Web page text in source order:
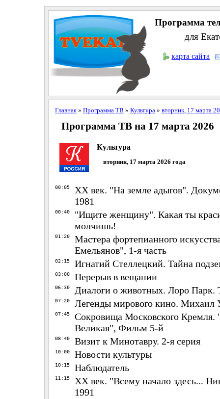
Программа
для
карта сайта
Главная» Программа ТВ » Культура » вторник, 17 марта
Программа ТВ на 17 марта 2026
Культура
вторник, 17 марта 2026 года
00:05
ХХ век. "На земле адыгов".
1981
00:40
"Ищите женщину". Какая ты
молчишь!
01:20
Мастера фортепианного
Емельянов", 1-я часть
02:15 Игнатий Стеллецкий. Тайна
03:00 Перерыв в вещании
06:30 Диалоги о животных. Лоро Парк.
07:20 Легенды мирового кино. Михаил
07:45
Сокровища Московского Кремля.
Великая", Фильм 5-й
08:40 Визит к Минотавру. 2-я серия
10:00 Новости культуры
10:15 Наблюдатель
11:15
ХХ век. "Всему начало здесь...
1991